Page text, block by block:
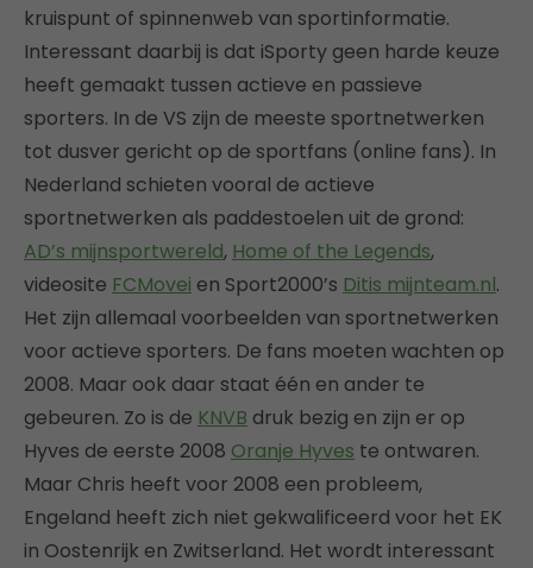
kruispunt of spinnenweb van sportinformatie.
Interessant daarbij is dat iSporty geen harde keuze
heeft gemaakt tussen actieve en passieve
sporters. In de VS zijn de meeste sportnetwerken
tot dusver gericht op de sportfans (online fans). In
Nederland schieten vooral de actieve
sportnetwerken als paddestoelen uit de grond:
AD’s mijnsportwereld, Home of the Legends,
videosite FCMovei en Sport2000’s Ditis mijnteam.nl.
Het zijn allemaal voorbeelden van sportnetwerken
voor actieve sporters. De fans moeten wachten op
2008. Maar ook daar staat één en ander te
gebeuren. Zo is de KNVB druk bezig en zijn er op
Hyves de eerste 2008 Oranje Hyves te ontwaren.
Maar Chris heeft voor 2008 een probleem,
Engeland heeft zich niet gekwalificeerd voor het EK
in Oostenrijk en Zwitserland. Het wordt interessant